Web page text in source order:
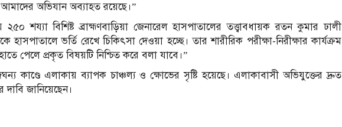
অভিযান অব্যাহত রয়েছে।”
২৫০ শয্যা বিশিষ্ট ব্রাহ্মণবাড়িয়া জেনারেল হাসপাতালের তত্ত্বাবধায়ক রতন কুমার ঢালী
হাসপাতালে ভর্তি রেখে চিকিৎসা দেওয়া হচ্ছে। তার শারীরিক পরীক্ষা-নিরীক্ষার কার্যক্রম
পেলে প্রকৃত বিষয়টি নিশ্চিত করে বলা যাবে।”
কাণ্ডে এলাকায় ব্যাপক চাঞ্চল্য ও ক্ষোভের সৃষ্টি হয়েছে। এলাকাবাসী অভিযুক্তের দ্রুত
দাবি জানিয়েছেন।